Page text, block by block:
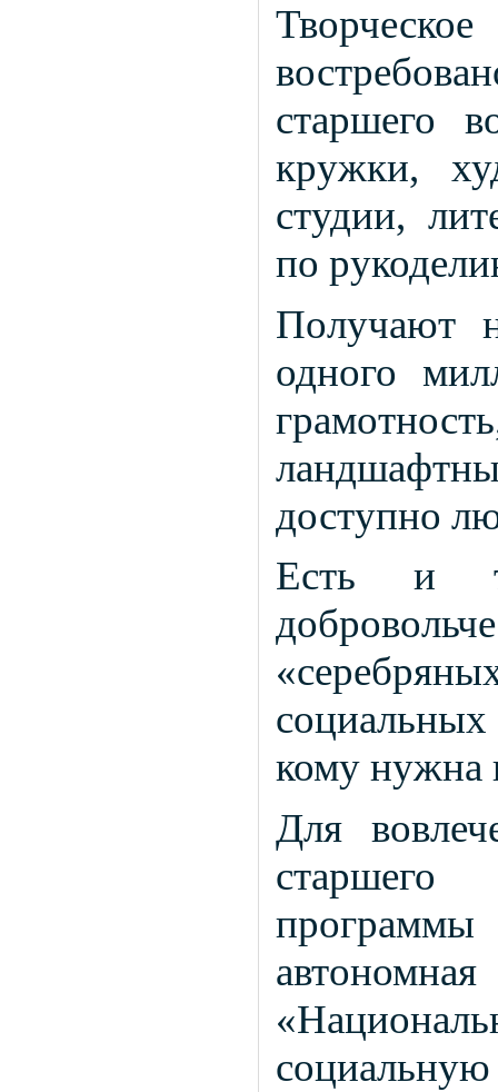
старшего
кружки,
студии,
по
Получают
одного
доступно
Есть и
кому
Для
старшего